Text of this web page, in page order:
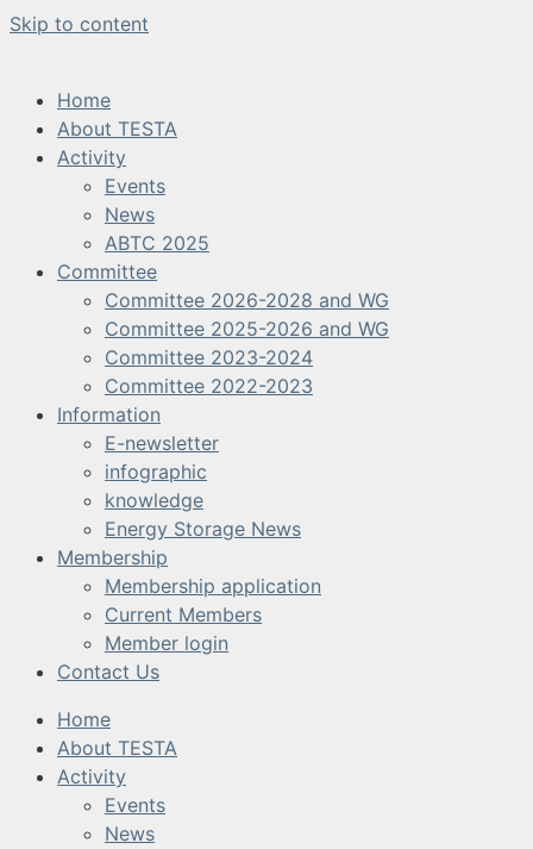
Skip to content
Home
About TESTA
Activity
Events
News
ABTC 2025
Committee
Committee 2026-2028 and WG
Committee 2025-2026 and WG
Committee 2023-2024
Committee 2022-2023
Information
E-newsletter
infographic
knowledge
Energy Storage News
Membership
Membership application
Current Members
Member login
Contact Us
Home
About TESTA
Activity
Events
News